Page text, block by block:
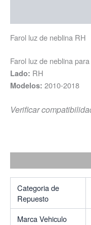
Farol luz de neblina RH
Farol luz de neblina
Lado: RH
Modelos: 2010-2018
Verificar
Categoria de
Repuesto
Marca Vehiculo